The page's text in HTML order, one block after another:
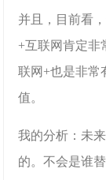
并且，目前看
+互联网肯定非
联网+也是非常
值。
我的分析：未
的。不会是谁